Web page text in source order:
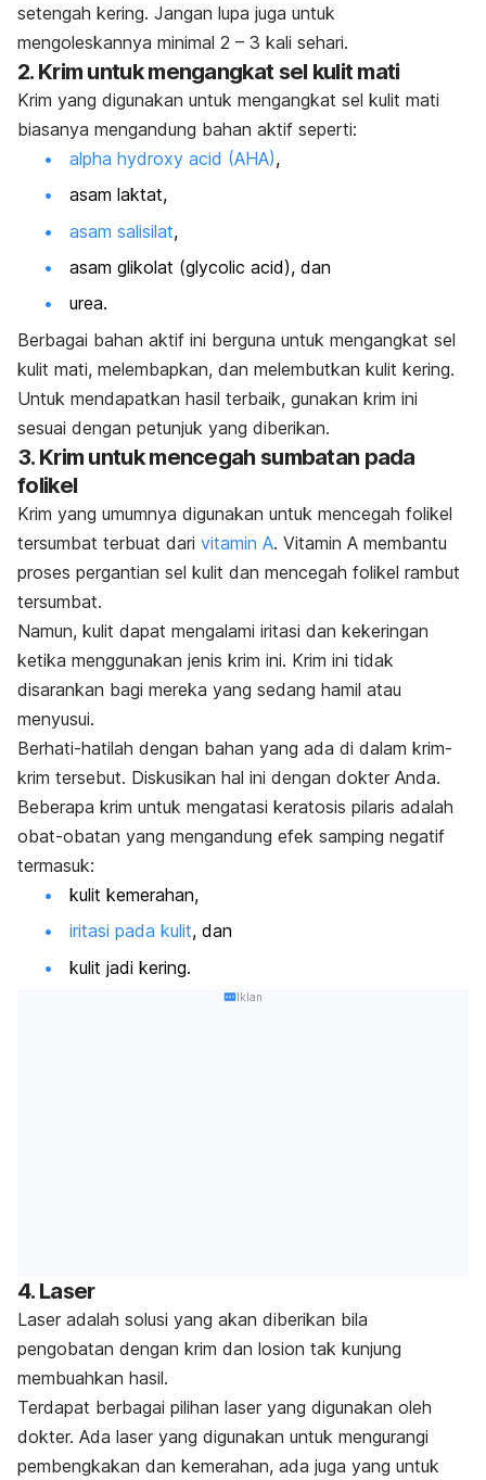
setengah kering. Jangan lupa juga untuk
mengoleskannya minimal 2 – 3 kali sehari.
2. Krim untuk mengangkat sel kulit mati
Krim yang digunakan untuk mengangkat sel kulit mati
biasanya mengandung bahan aktif seperti:
alpha hydroxy acid (AHA),
asam laktat,
asam salisilat,
asam glikolat (glycolic acid), dan
urea.
Berbagai bahan aktif ini berguna untuk mengangkat sel
kulit mati, melembapkan, dan melembutkan kulit kering.
Untuk mendapatkan hasil terbaik, gunakan krim ini
sesuai dengan petunjuk yang diberikan.
3. Krim untuk mencegah sumbatan pada
folikel
Krim yang umumnya digunakan untuk mencegah folikel
tersumbat terbuat dari vitamin A. Vitamin A membantu
proses pergantian sel kulit dan mencegah folikel rambut
tersumbat.
Namun, kulit dapat mengalami iritasi dan kekeringan
ketika menggunakan jenis krim ini. Krim ini tidak
disarankan bagi mereka yang sedang hamil atau
menyusui.
Berhati-hatilah dengan bahan yang ada di dalam krim-
krim tersebut. Diskusikan hal ini dengan dokter Anda.
Beberapa krim untuk mengatasi keratosis pilaris adalah
obat-obatan yang mengandung efek samping negatif
termasuk:
kulit kemerahan,
iritasi pada kulit, dan
kulit jadi kering.
Iklan
4. Laser
Laser adalah solusi yang akan diberikan bila
pengobatan dengan krim dan losion tak kunjung
membuahkan hasil.
Terdapat berbagai pilihan laser yang digunakan oleh
dokter. Ada laser yang digunakan untuk mengurangi
pembengkakan dan kemerahan, ada juga yang untuk